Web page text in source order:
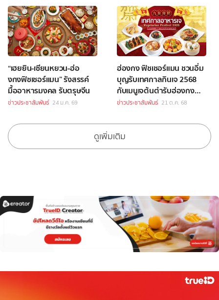
“เฮยยิน-เซียนหยวน-ฮ่อ
งกงฟิชเชอร์แมน” รังสรรค์
มื้ออาหารมงคล รับตรุษจีน
ข่าวประชาสัมพันธ์ 24 ม.ค. 69
ฮ่องกง ฟิชเชอร์แมน ชวนอิ่ม
บุญรับเทศกาลกินเจ 2568
กับเมนูเจต้นตำรับฮ่องกง
กว่า 20 รายการ
ข่าวประชาสัมพันธ์ 21 ต.ค. 68
ดูเพิ่มเติม